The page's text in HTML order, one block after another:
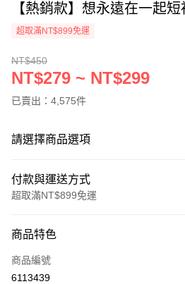
【熱銷款】想永遠在一起
超取滿NT$899免運
NT$450
NT$279 ~ NT$299
已賣出：4,575件
請選擇商品選項
付款與運送方式
超取滿NT$899免運
信用卡一次付款
信用卡分期付款
商品特色
商品編號
6113439